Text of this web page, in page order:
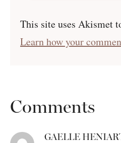
This site uses Akismet
Learn how your
Comments
GAELLE